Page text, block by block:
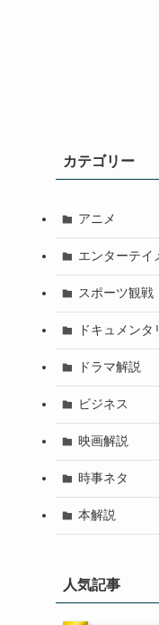
カテゴリー
アニメ
エンターテイ
スポーツ観戦
ドキュメンタ
ドラマ解説
ビジネス
映画解説
時事ネタ
本解説
人気記事